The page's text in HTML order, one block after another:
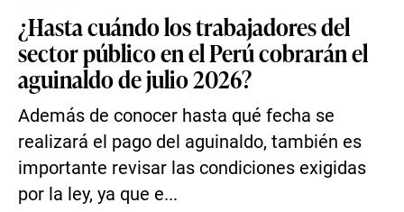
¿Hasta cuándo los trabajadores del
sector público en el Perú cobrarán el
aguinaldo de julio 2026?
Además de conocer hasta qué fecha se
realizará el pago del aguinaldo, también es
importante revisar las condiciones exigidas
por la ley, ya que e...